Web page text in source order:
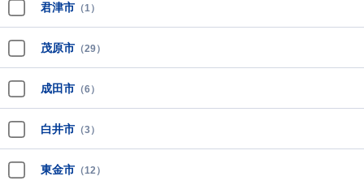
君津市 （1）
茂原市 （29）
成田市 （6）
白井市 （3）
東金市 （12）